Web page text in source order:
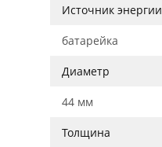
Источник энергии
батарейка
Диаметр
44 мм
Толщина